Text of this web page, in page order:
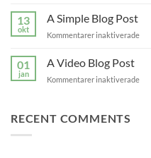
with
13
okt
A Simple Blog Post
Kommentarer inaktiveradeför
Post
01
jan
A Video Blog Post
Kommentarer inaktiveradeför
RECENT COMMENTS